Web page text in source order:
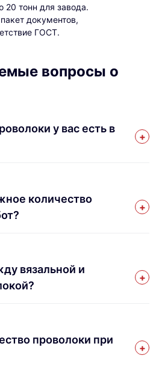
20 тонн для завода.
документов,
ГОСТ.
вопросы о
у вас есть в
количество
вязальной и
проволоки при